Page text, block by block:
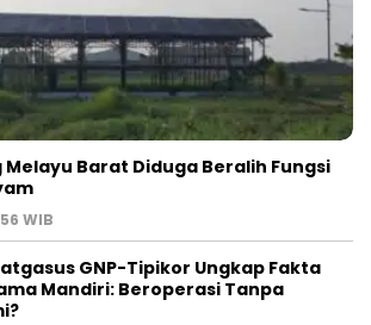
Melayu Barat Diduga Beralih Fungsi
WIB
GNP-Tipikor Ungkap Fakta
Mandiri: Beroperasi Tanpa